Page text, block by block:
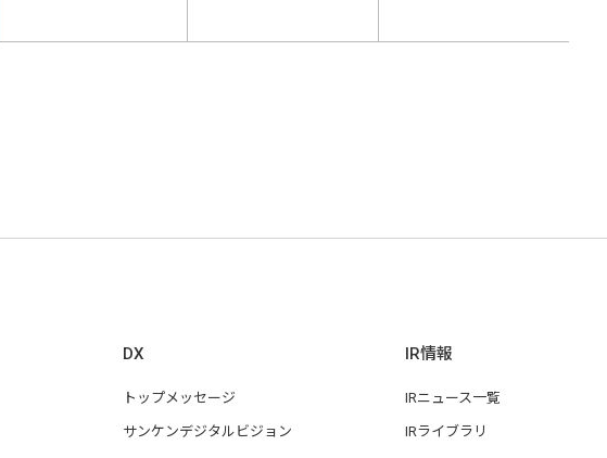
DX
トップメッセージ
サンケンデジタルビジョン
IR情報
IRニュース一覧
IRライブラリ